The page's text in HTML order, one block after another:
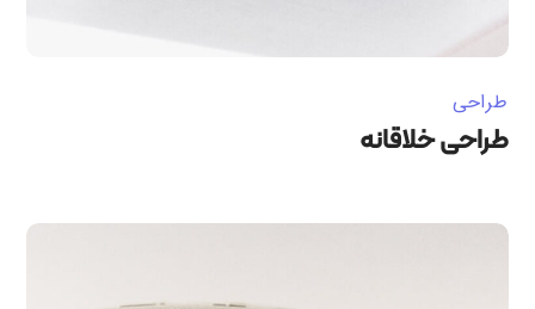
طراحی
طراحی خلاقانه